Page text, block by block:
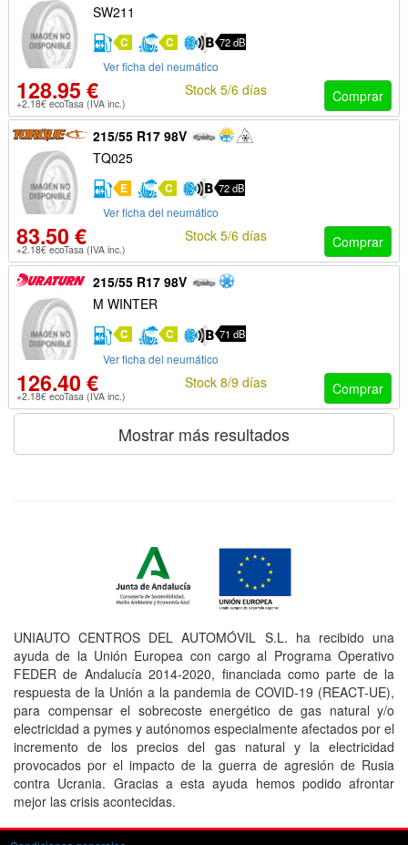
SW211
C C 72 dB
Ver ficha del neumático
128.95 €
+2.18€ ecoTasa (IVA inc.) Comprar
Stock 5/6 días
215/55 R17 98V
TQ025
E C 72 dB
Ver ficha del neumático
83.50 €
+2.18€ ecoTasa (IVA inc.) Comprar
Stock 5/6 días
215/55 R17 98V
M WINTER
C C 71 dB
Ver ficha del neumático
126.40 €
+2.18€ ecoTasa (IVA inc.) Comprar
Stock 8/9 días
Mostrar más resultados
UNIAUTO CENTROS DEL AUTOMÓVIL S.L. ha recibido una
ayuda de la Unión Europea con cargo al Programa Operativo
FEDER de Andalucía 2014-2020, financiada como parte de la
respuesta de la Unión a la pandemia de COVID-19 (REACT-UE),
para compensar el sobrecoste energético de gas natural y/o
electricidad a pymes y autónomos especialmente afectados por el
incremento de los precios del gas natural y la electricidad
provocados por el impacto de la guerra de agresión de Rusia
contra Ucrania. Gracias a esta ayuda hemos podido afrontar
mejor las crisis acontecidas.